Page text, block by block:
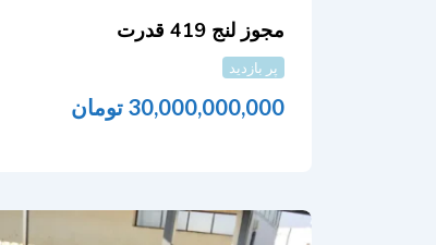
مجوز لنج 419 قدرت
پر بازدید
30,000,000,000 تومان